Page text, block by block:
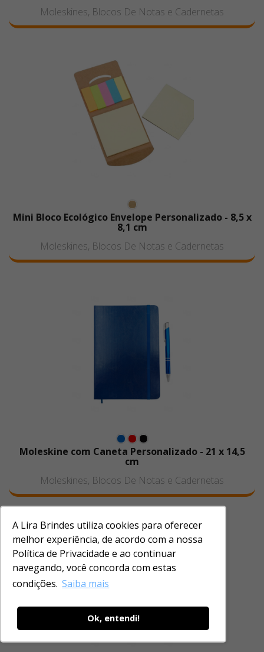
A Lira Brindes utiliza cookies para oferecer
melhor experiência, de acordo com a nossa
Política de Privacidade e ao continuar
navegando, você concorda com estas
condições. Saiba mais
Ok, entendi!
Moleskines, Blocos De Notas e Cadernetas
Mini Bloco Ecológico Envelope Personalizado - 8,5 x
8,1 cm
Moleskines, Blocos De Notas e Cadernetas
Moleskine com Caneta Personalizado - 21 x 14,5
cm
Moleskines, Blocos De Notas e Cadernetas